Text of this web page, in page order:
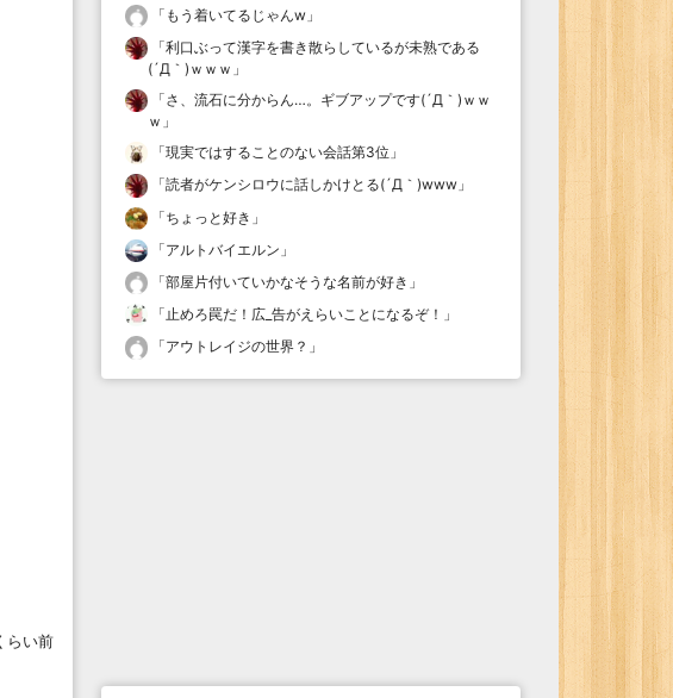
らい前
「 もう着いてるじゃんw 」
「利口ぶって漢字を書き散らしているが未熟である
(´Д｀)ｗｗｗ 」
「さ、流石に分からん…。ギブアップです(´Д｀)ｗｗ
ｗ 」
「現実ではすることのない会話第3位 」
「読者がケンシロウに話しかけとる(´Д｀)www 」
「ちょっと好き 」
「アルトバイエルン 」
「部屋片付いていかなそうな名前が好き 」
「止めろ罠だ！広_告がえらいことになるぞ！ 」
「アウトレイジの世界？ 」